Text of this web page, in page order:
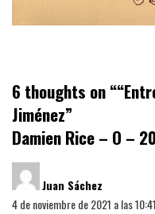
6 thoughts on “
Jiménez”
Damien Rice – O –
Juan Sáchez
4 de noviembre de 2021 a las 10:41